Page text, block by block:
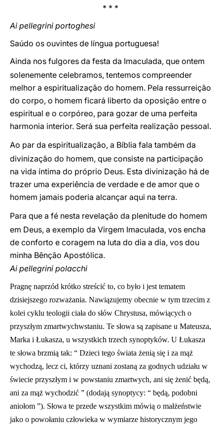
* * *
Ai pellegrini portoghesi
Saúdo os ouvintes de língua portuguesa!
Ainda nos fulgores da festa da Imaculada, que ontem
solenemente celebramos, tentemos compreender
melhor a espiritualização do homem. Pela ressurreição
do corpo, o homem ficará liberto da oposição entre o
espiritual e o corpóreo, para gozar de uma perfeita
harmonia interior. Será sua perfeita realização pessoal.
Ao par da espiritualização, a Bíblia fala também da
divinização do homem, que consiste na participação
na vida íntima do próprio Deus. Esta divinização há de
trazer uma experiência de verdade e de amor que o
homem jamais poderia alcançar aqui na terra.
Para que a fé nesta revelação da plenitude do homem
em Deus, a exemplo da Virgem Imaculada, vos encha
de conforto e coragem na luta do dia a dia, vos dou
minha Bênção Apostólica.
Ai pellegrini polacchi
Pragnę naprzód krótko streścić to, co było i jest tematem
dzisiejszego rozważania. Nawiązujemy obecnie w tym trzecim z
kolei cyklu teologii ciała do słów Chrystusa, mówiących o
przyszłym zmartwychwstaniu. Te słowa są zapisane u Mateusza,
Marka i Łukasza, u wszystkich trzech synoptyków. U Łukasza
te słowa brzmią tak: “ Dzieci tego świata żenią się i za mąż
wychodzą, lecz ci, którzy uznani zostaną za godnych udziału w
świecie przyszłym i w powstaniu zmartwych, ani się żenić będą,
ani za mąż wychodzić ” (dodają synoptycy: “ będą, podobni
aniołom ”). Słowa te przede wszystkim mówią o małżeństwie
jako o powołaniu człowieka w wymiarze historycznym jego